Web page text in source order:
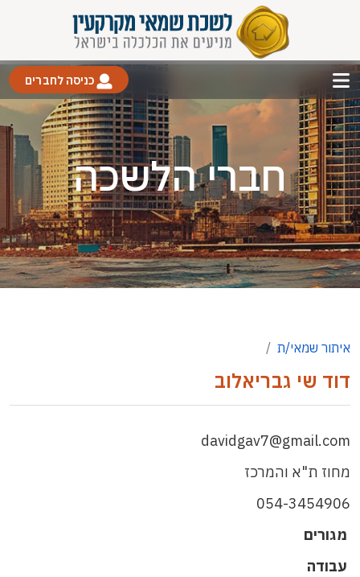
כניסה לחברים
חברי הלשכה
איתור שמאי/ת
דוד שי גבריאלוב
davidgav7@gmail.com
מחוז ת"א והמרכז
054-3454906
מגורים
עבודה